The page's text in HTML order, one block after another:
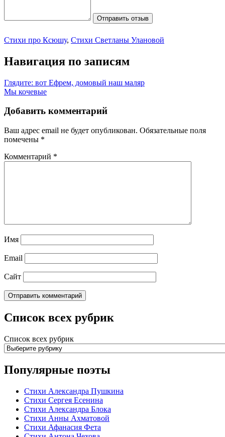
Отправить отзыв
Стихи про Ксюшу, Стихи Светланы Улановой
Навигация по записям
Глядите: вот Ефрем, домовый наш маляр
Мы кочевые
Добавить комментарий
Ваш адрес email не будет опубликован. Обязательные поля
помечены *
Комментарий *
Имя
Email
Сайт
Список всех рубрик
Список всех рубрик
Популярные поэты
Стихи Александра Пушкина
Стихи Сергея Есенина
Стихи Александра Блока
Стихи Анны Ахматовой
Стихи Афанасия Фета